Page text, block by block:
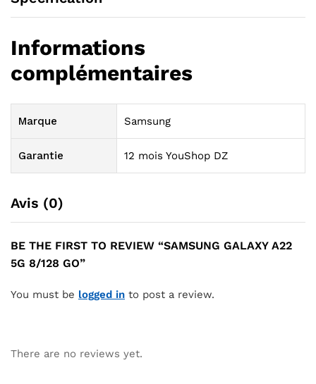
Informations
complémentaires
Marque Samsung
Garantie 12 mois YouShop DZ
Avis (0)
BE THE FIRST TO REVIEW “SAMSUNG GALAXY A22
5G 8/128 GO”
You must be logged in to post a review.
There are no reviews yet.